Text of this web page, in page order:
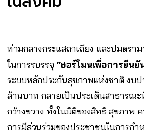
ท่ามกลางกระแสถกเถียง และปมดรา
ในการรบรรจุ “ฮอร์โมนเพื่อการยืนยั
ระบบหลักประกันสุขภาพแห่งชาติ งบ
ล้านบาท กลายเป็นประเด็นสาธารณะ
กว้างขวาง ทั้งในมิติของสิทธิ สุขภาพ
การมีส่วนร่วมของประชาชนในการก